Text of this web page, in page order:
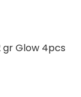
gr Glow 4pcs